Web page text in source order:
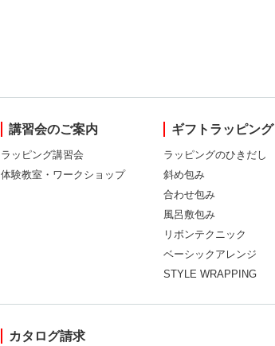
講習会のご案内
ラッピング講習会
体験教室・ワークショップ
ギフトラッピング
ラッピングのひきだし
斜め包み
合わせ包み
風呂敷包み
リボンテクニック
ベーシックアレンジ
STYLE WRAPPING
カタログ請求